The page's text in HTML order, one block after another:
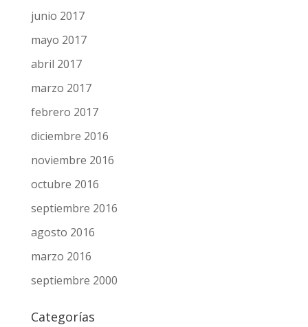
junio 2017
mayo 2017
abril 2017
marzo 2017
febrero 2017
diciembre 2016
noviembre 2016
octubre 2016
septiembre 2016
agosto 2016
marzo 2016
septiembre 2000
Categorías